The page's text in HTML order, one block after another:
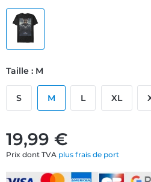
19,99 €
Prix dont TVA plus frais de port
Taille : M
S M L XL